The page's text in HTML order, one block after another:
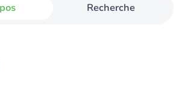
Recherche